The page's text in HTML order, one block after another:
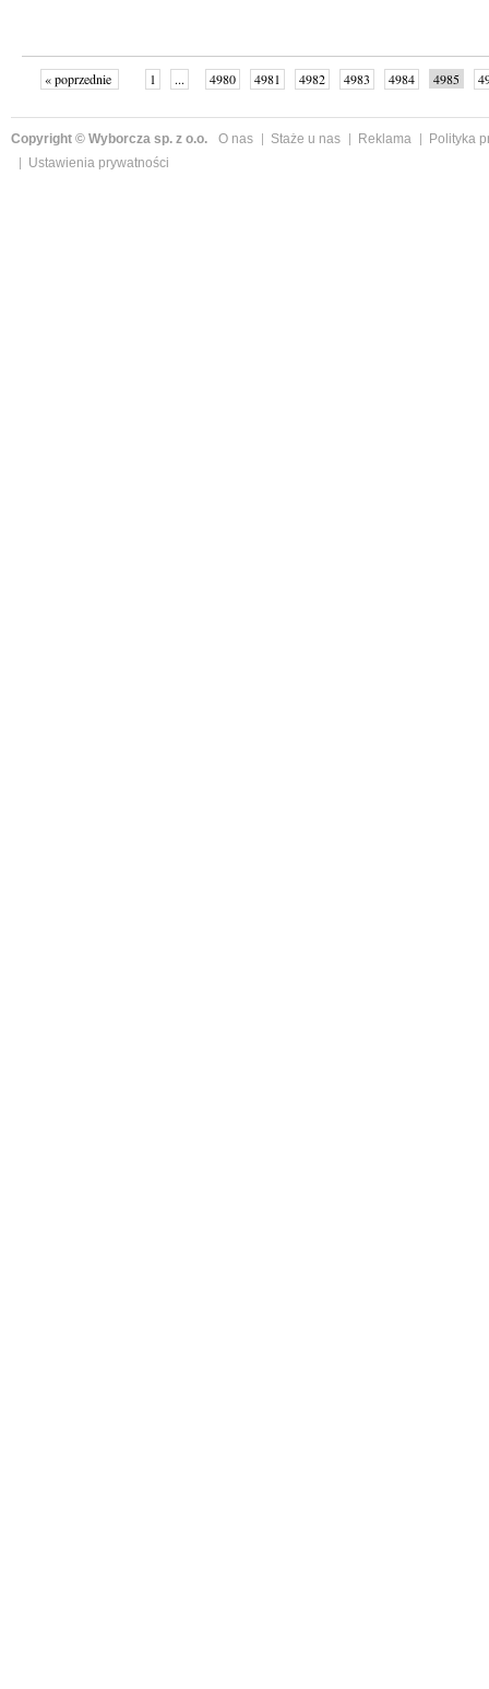
« poprzednie 1 ... 4980 4981 4982 4983 4984 4985
Copyright © Wyborcza sp. z o.o. O nas Staże u nas Reklama
Polityka
Ustawienia prywatności